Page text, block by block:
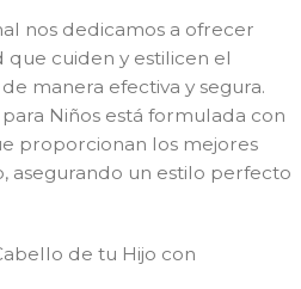
nos dedicamos a ofrecer
cuiden y estilicen el
manera efectiva y segura.
Niños está formulada con
proporcionan los mejores
asegurando un estilo perfecto
de tu Hijo con